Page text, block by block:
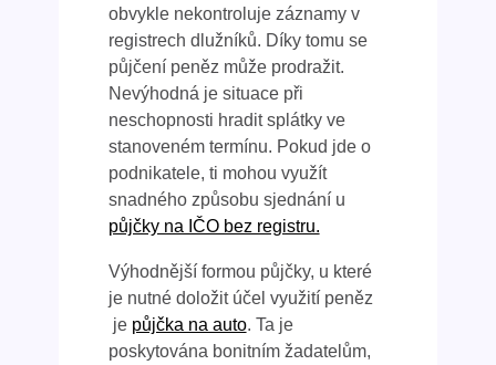
obvykle nekontroluje záznamy v
registrech dlužníků. Díky tomu se
půjčení peněz může prodražit.
Nevýhodná je situace při
neschopnosti hradit splátky ve
stanoveném termínu. Pokud jde o
podnikatele, ti mohou využít
snadného způsobu sjednání u
půjčky na IČO bez registru.
Výhodnější formou půjčky, u které
je nutné doložit účel využití peněz
je půjčka na auto. Ta je
poskytována bonitním žadatelům,